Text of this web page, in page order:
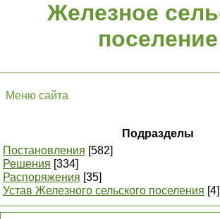
Железное
поселение
Меню сайта
Подразделы
Постановления [582]
Решения [334]
Распоряжения [35]
Устав Железного сельского поселения [4]